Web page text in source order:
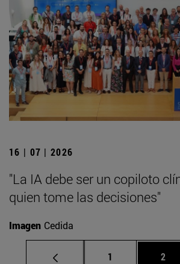
16 | 07 | 2026
"La IA debe ser un copiloto
quien tome las decisiones"
Imagen Cedida
Página
1 2